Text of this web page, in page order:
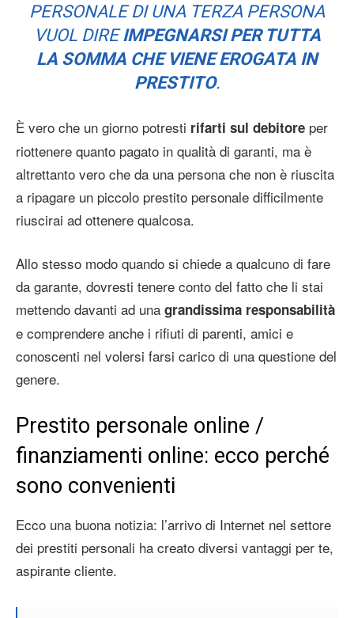
PERSONALE DI UNA TERZA PERSONA
VUOL DIREIMPEGNARSI PER TUTTA
LA SOMMA CHE VIENE EROGATA IN
PRESTITO.
È vero che un giorno potresti rifarti sul debitore per
riottenere quanto pagato in qualità di garanti, ma è
altrettanto vero che da una persona che non è riuscita
a ripagare un piccolo prestito personale difficilmente
riuscirai ad ottenere qualcosa.
Allo stesso modo quando si chiede a qualcuno di fare
da garante, dovresti tenere conto del fatto che li stai
mettendo davanti ad una grandissima responsabilità
e comprendere anche i rifiuti di parenti, amici e
conoscenti nel volersi farsi carico di una questione del
genere.
Prestito personale online /
finanziamenti online: ecco perché
sono convenienti
Ecco una buona notizia: l’arrivo di Internet nel settore
dei prestiti personali ha creato diversi vantaggi per te,
aspirante cliente.